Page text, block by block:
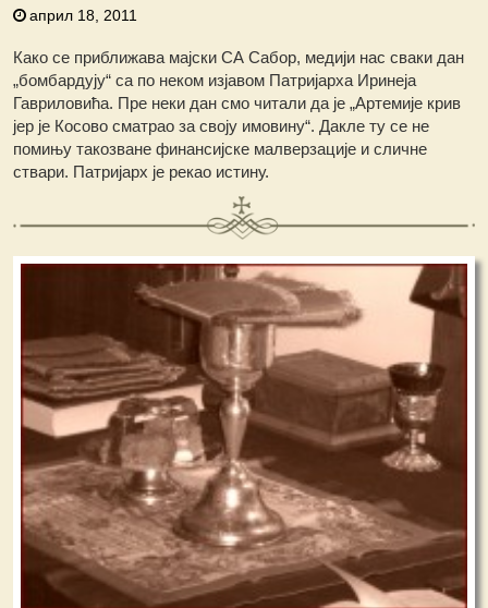
април 18, 2011
Како се приближава мајски СА Сабор, медији нас сваки дан
„бомбардују“ са по неком изјавом Патријарха Иринеја
Гавриловића. Пре неки дан смо читали да је „Артемије крив
јер је Косово сматрао за своју имовину“. Дакле ту се не
помињу такозване финансијске малверзације и сличне
ствари. Патријарх је рекао истину.